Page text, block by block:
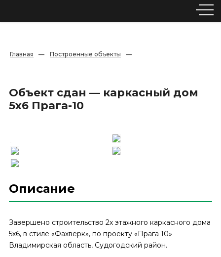
Главная — Построенные объекты —
Объект сдан — каркасный дом
5х6 Прага-10
Описание
Завершено строительство 2х этажного каркасного дома
5х6, в стиле «Фахверк», по проекту «Прага 10»
Владимирская область, Судогодский район.